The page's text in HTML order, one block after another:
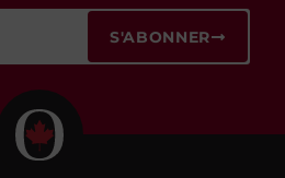
S'ABONNER